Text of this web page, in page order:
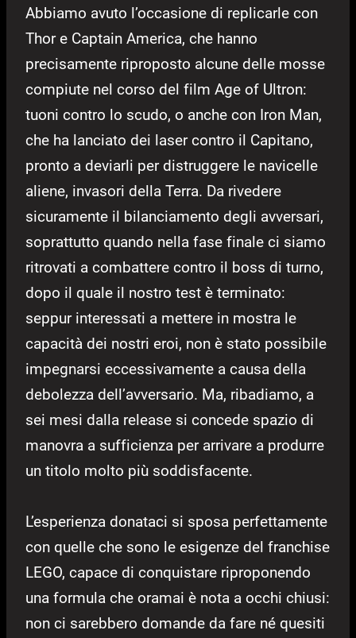
Abbiamo avuto l’occasione di replicarle con
Thor e Captain America, che hanno
precisamente riproposto alcune delle mosse
compiute nel corso del film Age of Ultron:
tuoni contro lo scudo, o anche con Iron Man,
che ha lanciato dei laser contro il Capitano,
pronto a deviarli per distruggere le navicelle
aliene, invasori della Terra. Da rivedere
sicuramente il bilanciamento degli avversari,
soprattutto quando nella fase finale ci siamo
ritrovati a combattere contro il boss di turno,
dopo il quale il nostro test è terminato:
seppur interessati a mettere in mostra le
capacità dei nostri eroi, non è stato possibile
impegnarsi eccessivamente a causa della
debolezza dell’avversario. Ma, ribadiamo, a
sei mesi dalla release si concede spazio di
manovra a sufficienza per arrivare a produrre
un titolo molto più soddisfacente.
L’esperienza donataci si sposa perfettamente
con quelle che sono le esigenze del franchise
LEGO, capace di conquistare riproponendo
una formula che oramai è nota a occhi chiusi:
non ci sarebbero domande da fare né quesiti